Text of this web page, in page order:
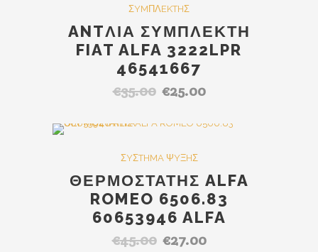
ΣYMΠΛEKTHΣ
ANTΛΙΑ ΣΥΜΠΛΕΚΤΗ
FIAT ALFA 3222LPR
46541667
€35.00 Original
was:
€25.00Η
τιμή
ΣYΣTHMA ΨYΞHΣ
ΘΕΡΜΟΣΤΑΤΗΣ ALFA
ROMEO 6506.83
60653946 ALFA
€45.00 Original
€27.00Η